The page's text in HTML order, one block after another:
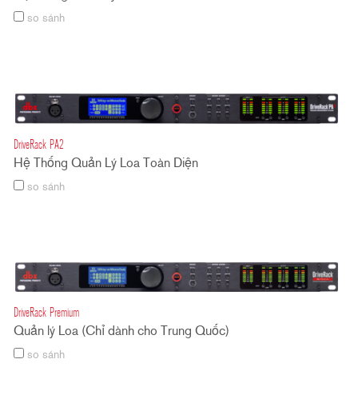
so sánh
DriveRack PA2
Hệ Thống Quản Lý Loa Toàn Diện
so sánh
DriveRack Premium
Quản lý Loa (Chỉ dành cho Trung Quốc)
so sánh